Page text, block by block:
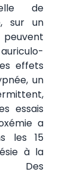
de
sur un
effets
un
essais
a
les 15
à la
Des